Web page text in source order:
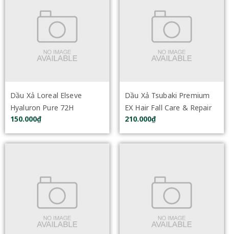
Dầu Xả Loreal Elseve
Hyaluron Pure 72H
Purifying Conditioner 375ml
150.000₫
Dầu Xả Tsubaki Premium
EX Hair Fall Care & Repair
Conditioner 450ml
210.000₫